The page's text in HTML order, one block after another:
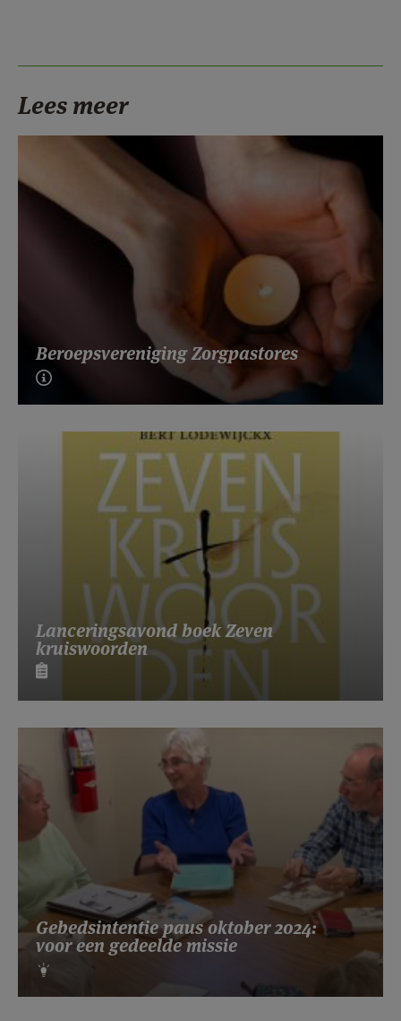
Lees meer
Beroepsvereniging Zorgpastores
Lanceringsavond boek Zeven
kruiswoorden
Gebedsintentie paus oktober 2024:
voor een gedeelde missie